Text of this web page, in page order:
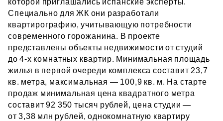
которой приглашались испанские эксперты.
Специально для ЖК они разработали
квартирографию, учитывающую потребности
современного горожанина. В проекте
представлены объекты недвижимости от студий
до 4‑х комнатных квартир. Минимальная площадь
жилья в первой очереди комплекса составит 23,7
кв. метра, максимальная — 100,9 кв. м. На старте
продаж минимальная цена квадратного метра
составит 92 350 тысяч рублей, цена студии —
от 3,38 млн рублей, однокомнатную квартиру